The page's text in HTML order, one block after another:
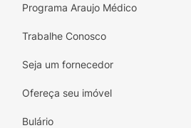
Programa Araujo Médico
Trabalhe Conosco
Seja um fornecedor
Ofereça seu imóvel
Bulário